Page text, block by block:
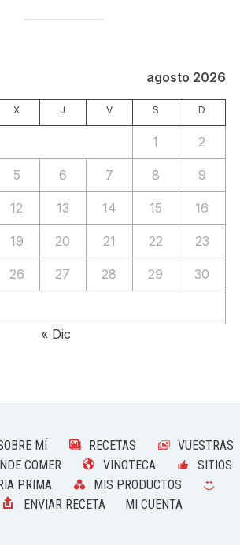
agosto 2026
X J V S D
1 2
5 6 7 8 9
12 13 14 15 16
19 20 21 22 23
26 27 28 29 30
« Dic
MÍ RECETAS
VUESTRAS
COMER VINOTECA
SITIOS
PRIMA
MIS PRODUCTOS
ENVIAR RECETA MI CUENTA